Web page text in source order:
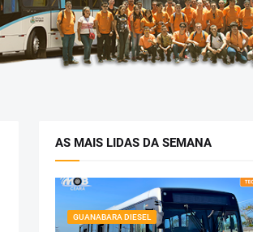
AS MAIS LIDAS DA SEMANA
GUANABARA DIESEL